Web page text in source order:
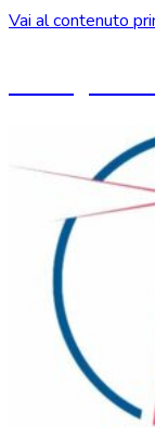
Vai al contenuto